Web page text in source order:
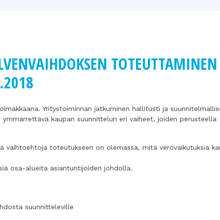
Yritystoiminnan jatkuminen hallitusti ja
kaupan suunnittelun eri vaiheet, joiden perusteella
vaihtoehtoja toteutukseen on olemassa, mitä verovaikutuksia
osa-alueita asiantuntijoiden johdolla.
suunnitteleville